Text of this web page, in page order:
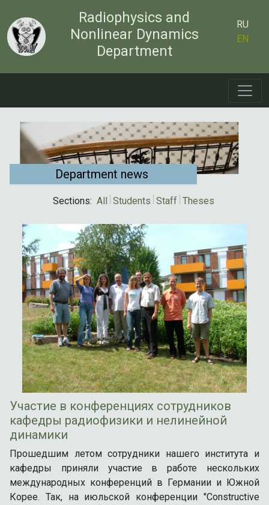
Radiophysics and
Nonlinear Dynamics
Department
RU
EN
Department news
Sections: All Students Staff Theses
Участие в конференциях сотрудников
кафедры радиофизики и нелинейной
динамики
Прошедшим летом сотрудники нашего института и
кафедры приняли участие в работе нескольких
международных конференций в Германии и Южной
Корее. Так, на июльской конференции "Constructive